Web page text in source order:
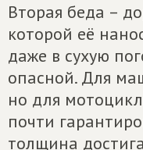
Вторая беда –
которой её
даже в сухую
опасной. Для
но для
почти
толщина